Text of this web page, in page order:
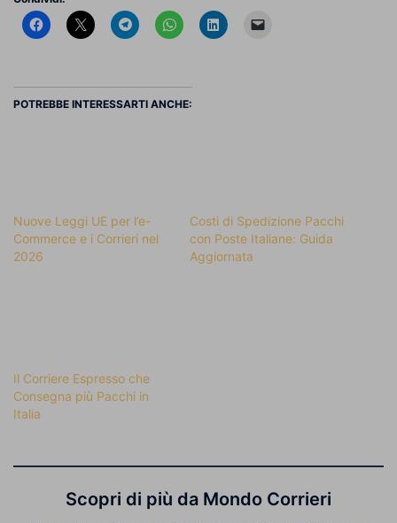
POTREBBE INTERESSARTI ANCHE:
Nuove Leggi UE per l’e-
Commerce e i Corrieri nel
2026
Costi di Spedizione Pacchi
con Poste Italiane: Guida
Aggiornata
Il Corriere Espresso che
Consegna più Pacchi in
Italia
Scopri di più da Mondo Corrieri